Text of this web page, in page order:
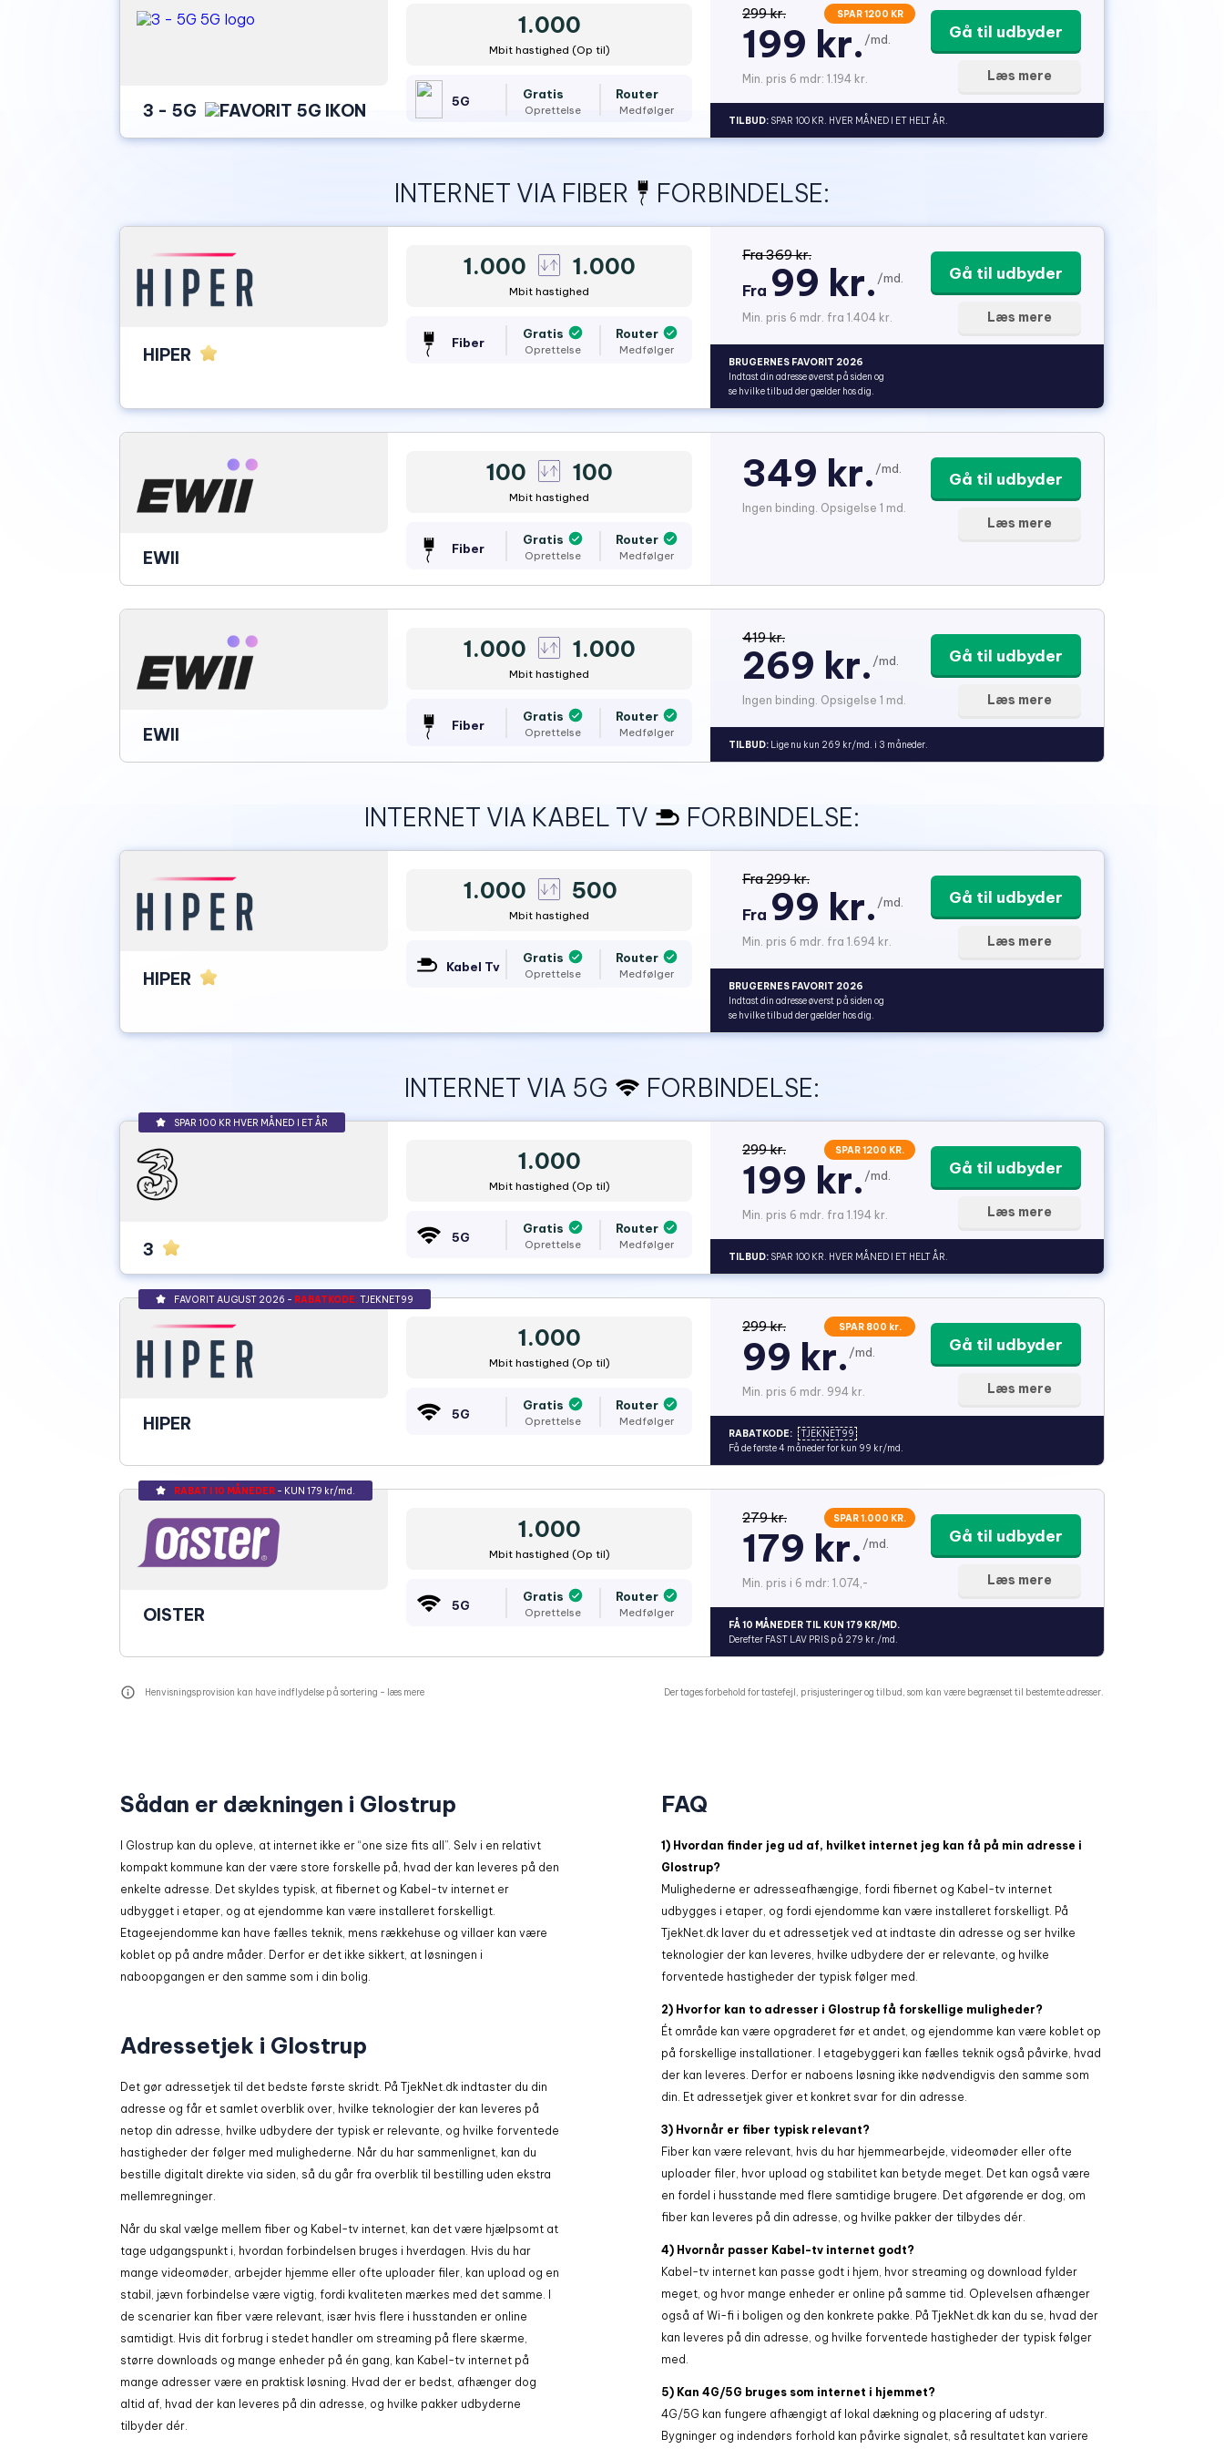
3 - 5G
1.000
Mbit hastighed (Op til)
5G Gratis
Oprettelse
Router
Medfølger
299 kr. SPAR 1200 KR
199 kr. /md.
Min. pris 6 mdr: 1.194 kr.
Gå til udbyder
Læs mere
TILBUD: SPAR 100 KR. HVER MÅNED I ET HELT ÅR.
INTERNET VIA FIBER FORBINDELSE:
HIPER
1.000 1.000
Mbit hastighed
Fiber
Gratis
Oprettelse
Router
Medfølger
Fra 369 kr.
Fra 99 kr. /md.
Min. pris 6 mdr. fra 1.404 kr.
Gå til udbyder
Læs mere
BRUGERNES FAVORIT 2026
Indtast din adresse øverst på siden og
se hvilke tilbud der gælder hos dig.
EWII
100 100
Mbit hastighed
Fiber
Gratis
Oprettelse
Router
Medfølger
349 kr. /md.
Ingen binding. Opsigelse 1 md.
Gå til udbyder
Læs mere
EWII
1.000 1.000
Mbit hastighed
Fiber
Gratis
Oprettelse
Router
Medfølger
419 kr.
269 kr. /md.
Ingen binding. Opsigelse 1 md.
Gå til udbyder
Læs mere
TILBUD: Lige nu kun 269 kr/md. i 3 måneder.
INTERNET VIA KABEL TV FORBINDELSE:
HIPER
1.000 500
Mbit hastighed
Kabel Tv
Gratis
Oprettelse
Router
Medfølger
Fra 299 kr.
Fra 99 kr. /md.
Min. pris 6 mdr. fra 1.694 kr.
Gå til udbyder
Læs mere
BRUGERNES FAVORIT 2026
Indtast din adresse øverst på siden og
se hvilke tilbud der gælder hos dig.
INTERNET VIA 5G FORBINDELSE:
SPAR 100 KR HVER MÅNED I ET ÅR
3
1.000
Mbit hastighed (Op til)
5G
Gratis
Oprettelse
Router
Medfølger
299 kr. SPAR 1200 KR.
199 kr. /md.
Min. pris 6 mdr. fra 1.194 kr.
Gå til udbyder
Læs mere
TILBUD: SPAR 100 KR. HVER MÅNED I ET HELT ÅR.
FAVORIT AUGUST 2026 - RABATKODE:TJEKNET99
HIPER
1.000
Mbit hastighed (Op til)
5G
Gratis
Oprettelse
Router
Medfølger
299 kr. SPAR 800 kr.
99 kr. /md.
Min. pris 6 mdr. 994 kr.
Gå til udbyder
Læs mere
RABATKODE:
TJEKNET99
Få de første 4 måneder for kun 99 kr/md.
RABAT I 10 MÅNEDER - KUN 179 kr/md.
OISTER
1.000
Mbit hastighed (Op til)
5G
Gratis
Oprettelse
Router
Medfølger
279 kr. SPAR 1.000 KR.
179 kr. /md.
Min. pris i 6 mdr: 1.074,-
Gå til udbyder
Læs mere
FÅ 10 MÅNEDER TIL KUN 179 KR/MD.
Derefter FAST LAV PRIS på 279 kr./md.
Henvisningsprovision kan have indflydelse på sortering - læs mere Der tages forbehold for tastefejl, prisjusteringer og tilbud, som kan være begrænset til bestemte adresser.
Sådan er dækningen i Glostrup
I Glostrup kan du opleve, at internet ikke er “one size fits all”. Selv i en relativt
kompakt kommune kan der være store forskelle på, hvad der kan leveres på den
enkelte adresse. Det skyldes typisk, at fibernet og Kabel-tv internet er
udbygget i etaper, og at ejendomme kan være installeret forskelligt.
Etageejendomme kan have fælles teknik, mens rækkehuse og villaer kan være
koblet op på andre måder. Derfor er det ikke sikkert, at løsningen i
naboopgangen er den samme som i din bolig.
Adressetjek i Glostrup
Det gør adressetjek til det bedste første skridt. På TjekNet.dk indtaster du din
adresse og får et samlet overblik over, hvilke teknologier der kan leveres på
netop din adresse, hvilke udbydere der typisk er relevante, og hvilke forventede
hastigheder der følger med mulighederne. Når du har sammenlignet, kan du
bestille digitalt direkte via siden, så du går fra overblik til bestilling uden ekstra
mellemregninger.
Når du skal vælge mellem fiber og Kabel-tv internet, kan det være hjælpsomt at
tage udgangspunkt i, hvordan forbindelsen bruges i hverdagen. Hvis du har
mange videomøder, arbejder hjemme eller ofte uploader filer, kan upload og en
stabil, jævn forbindelse være vigtig, fordi kvaliteten mærkes med det samme. I
de scenarier kan fiber være relevant, især hvis flere i husstanden er online
samtidigt. Hvis dit forbrug i stedet handler om streaming på flere skærme,
større downloads og mange enheder på én gang, kan Kabel-tv internet på
mange adresser være en praktisk løsning. Hvad der er bedst, afhænger dog
altid af, hvad der kan leveres på din adresse, og hvilke pakker udbyderne
tilbyder dér.
FAQ
1) Hvordan finder jeg ud af, hvilket internet jeg kan få på min adresse i
Glostrup?
Mulighederne er adresseafhængige, fordi fibernet og Kabel-tv internet
udbygges i etaper, og fordi ejendomme kan være installeret forskelligt. På
TjekNet.dk laver du et adressetjek ved at indtaste din adresse og ser hvilke
teknologier der kan leveres, hvilke udbydere der er relevante, og hvilke
forventede hastigheder der typisk følger med.
2) Hvorfor kan to adresser i Glostrup få forskellige muligheder?
Ét område kan være opgraderet før et andet, og ejendomme kan være koblet op
på forskellige installationer. I etagebyggeri kan fælles teknik også påvirke, hvad
der kan leveres. Derfor er naboens løsning ikke nødvendigvis den samme som
din. Et adressetjek giver et konkret svar for din adresse.
3) Hvornår er fiber typisk relevant?
Fiber kan være relevant, hvis du har hjemmearbejde, videomøder eller ofte
uploader filer, hvor upload og stabilitet kan betyde meget. Det kan også være
en fordel i husstande med flere samtidige brugere. Det afgørende er dog, om
fiber kan leveres på din adresse, og hvilke pakker der tilbydes dér.
4) Hvornår passer Kabel-tv internet godt?
Kabel-tv internet kan passe godt i hjem, hvor streaming og download fylder
meget, og hvor mange enheder er online på samme tid. Oplevelsen afhænger
også af Wi-fi i boligen og den konkrete pakke. På TjekNet.dk kan du se, hvad der
kan leveres på din adresse, og hvilke forventede hastigheder der typisk følger
med.
5) Kan 4G/5G bruges som internet i hjemmet?
4G/5G kan fungere afhængigt af lokal dækning og placering af udstyr.
Bygninger og indendørs forhold kan påvirke signalet, så resultatet kan variere